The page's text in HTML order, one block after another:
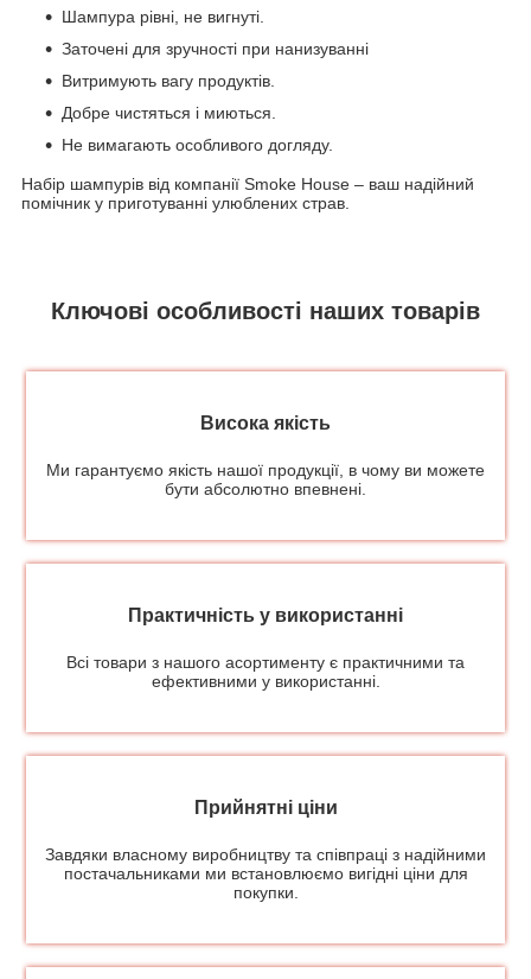
Шампура рівні, не вигнуті.
Заточені для зручності при нанизуванні
Витримують вагу продуктів.
Добре чистяться і миються.
Не вимагають особливого догляду.
Набір шампурів від компанії Smoke House – ваш надійний
помічник у приготуванні улюблених страв.
Ключові особливості наших товарів
Висока якість
Ми гарантуємо якість нашої продукції, в чому ви можете
бути абсолютно впевнені.
Практичність у використанні
Всі товари з нашого асортименту є практичними та
ефективними у використанні.
Прийнятні ціни
Завдяки власному виробництву та співпраці з надійними
постачальниками ми встановлюємо вигідні ціни для
покупки.